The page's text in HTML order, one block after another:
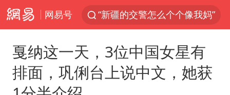
网易号
WTT横滨冠军赛国乒女单三将晋级四强
香港正式允许“拒绝抢救”
戛纳这一天，3位中国女星有
排面，巩俐台上说中文，她获